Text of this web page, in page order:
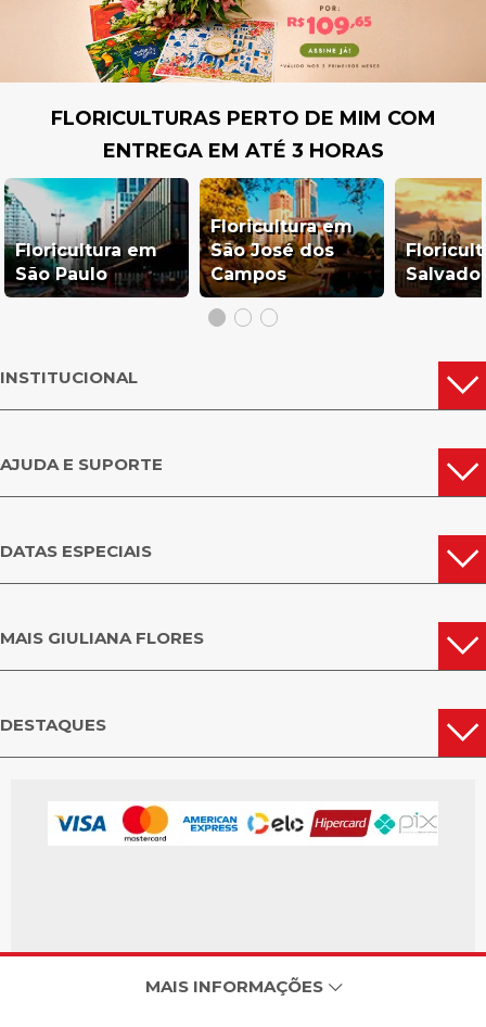
FLORICULTURAS PERTO DE MIM COM
ENTREGA EM ATÉ 3 HORAS
Floricultura em
São Paulo
Floricultura em
São José dos
Campos
INSTITUCIONAL
AJUDA E SUPORTE
DATAS ESPECIAIS
MAIS GIULIANA FLORES
DESTAQUES
MAIS INFORMAÇÕES